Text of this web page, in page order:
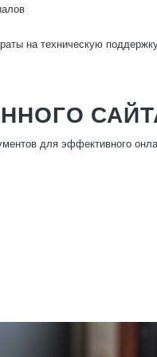
на техническую
для эффективного